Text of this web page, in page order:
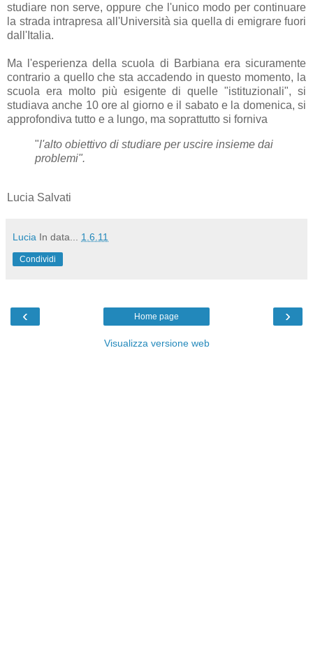
studiare non serve, oppure che l'unico modo per continuare
la strada intrapresa all'Università sia quella di emigrare fuori
dall'Italia.
Ma l'esperienza della scuola di Barbiana era sicuramente
contrario a quello che sta accadendo in questo momento, la
scuola era molto più esigente di quelle "istituzionali", si
studiava anche 10 ore al giorno e il sabato e la domenica, si
approfondiva tutto e a lungo, ma soprattutto si forniva
"l'alto obiettivo di studiare per uscire insieme dai
problemi".
Lucia Salvati
Lucia In data... 1.6.11
Condividi
‹ ›
Home page
Visualizza versione web